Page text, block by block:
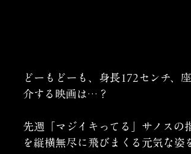
どーもどーも、身長172センチ、
介する映画は…？
先週「マジイキってる」サノスの
を縦横無尽に飛びまくる元気な姿